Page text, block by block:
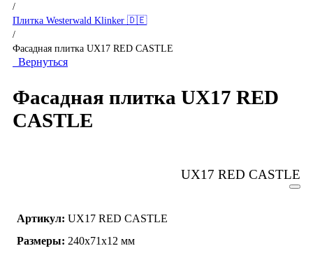
/
Плитка Westerwald Klinker 🇩🇪
/
Фасадная плитка UX17 RED CASTLE
Вернуться
Фасадная плитка UX17 RED
CASTLE
UX17 RED CASTLE
Артикул: UX17 RED CASTLE
Размеры: 240х71х12 мм